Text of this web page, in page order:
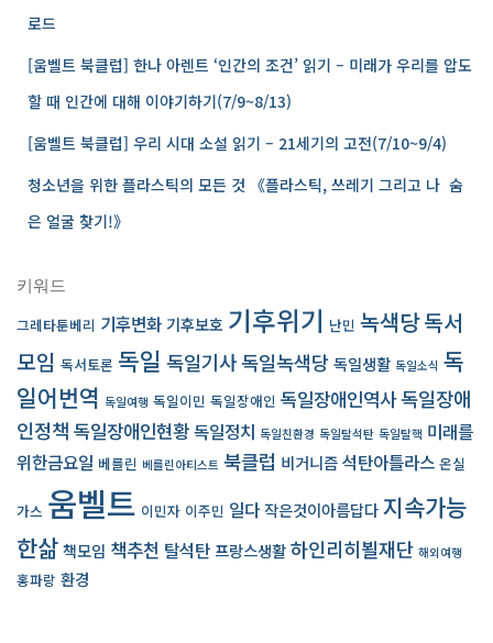
로드
[움벨트 북클럽] 한나 아렌트 ‘인간의 조건’ 읽기 – 미래가 우리를 압도
할 때 인간에 대해 이야기하기(7/9~8/13)
[움벨트 북클럽] 우리 시대 소설 읽기 – 21세기의 고전(7/10~9/4)
청소년을 위한 플라스틱의 모든 것 《플라스틱, 쓰레기 그리고 나 ­ 숨
은 얼굴 찾기!》
키워드
그레타툰베리 기후변화 기후보호 기후위기 난민 녹색당독서
모임 독서토론 독일 독일기사독일녹색당 독일생활 독일소식 독
일어번역 독일여행 독일이민 독일장애인 독일장애인역사독일장애
인정책 독일장애인현황독일정치 독일친환경 독일탈석탄 독일탈핵 미래를
위한금요일 베를린 베를린아티스트 북클럽 비거니즘석탄아틀라스 온실
가스 움벨트 이민자 이주민 일다작은것이아름답다지속가능
한삶책모임 책추천 탈석탄 프랑스생활하인리히뵐재단 해외여행
홍파랑 환경